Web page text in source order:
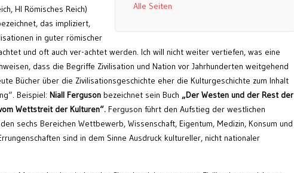
Alle Seiten
Hl Römisches Reich)
das impliziert,
in guter römischer
und oft auch ver-achtet werden. Ich will nicht weiter vertiefen, was eine
dass die Begriffe Zivilisation und Nation vor Jahrhunderten weitgehend
Bücher über die Zivilisationsgeschichte eher die Kulturgeschichte zum Inhalt
Beispiel: Niall Ferguson bezeichnet sein Buch „Der Westen und der Rest der
Wettstreit der Kulturen“. Ferguson führt den Aufstieg der westlichen
sechs Bereichen Wettbewerb, Wissenschaft, Eigentum, Medizin, Konsum und
sind in dem Sinne Ausdruck kultureller, nicht nationaler